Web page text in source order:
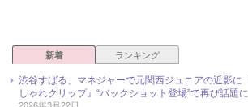
新着 ランキング
渋谷すばる、マネジャーで元関西ジュニアの近影に
しゃれクリップ』“バックショット登場”で再び話題に
2026年3月22日